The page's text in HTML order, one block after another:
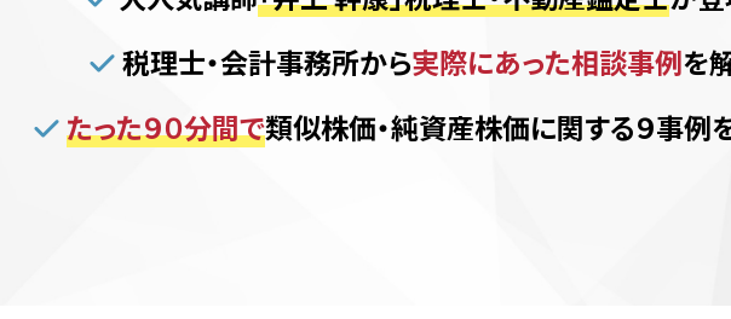
税理士・会計事務所から実際にあった相談事例を
たった９０分間で類似株価・純資産株価に関する９事例